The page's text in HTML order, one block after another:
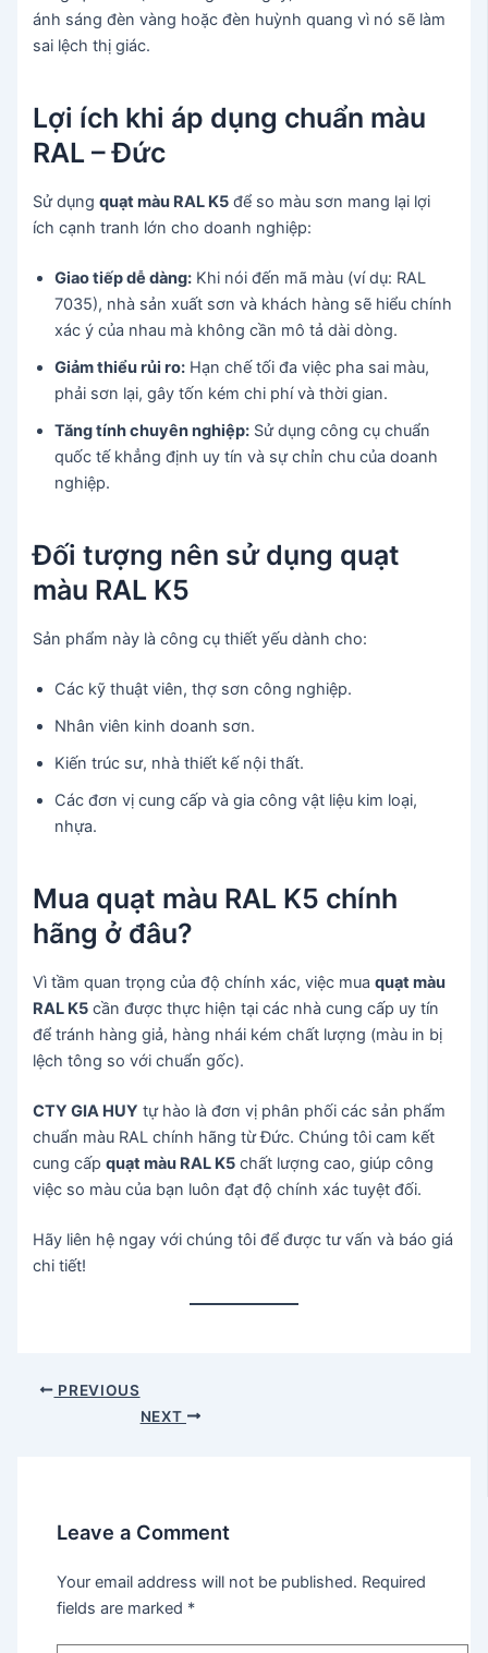
ánh sáng đèn vàng hoặc đèn huỳnh quang vì nó sẽ làm
sai lệch thị giác.
Lợi ích khi áp dụng chuẩn màu
RAL – Đức
Sử dụngquạt màu RAL K5 để so màu sơn mang lại lợi
ích cạnh tranh lớn cho doanh nghiệp:
Giao tiếp dễ dàng: Khi nói đến mã màu (ví dụ: RAL
7035), nhà sản xuất sơn và khách hàng sẽ hiểu chính
xác ý của nhau mà không cần mô tả dài dòng.
Giảm thiểu rủi ro: Hạn chế tối đa việc pha sai màu,
phải sơn lại, gây tốn kém chi phí và thời gian.
Tăng tính chuyên nghiệp: Sử dụng công cụ chuẩn
quốc tế khẳng định uy tín và sự chỉn chu của doanh
nghiệp.
Đối tượng nên sử dụng quạt
màu RAL K5
Sản phẩm này là công cụ thiết yếu dành cho:
Các kỹ thuật viên, thợ sơn công nghiệp.
Nhân viên kinh doanh sơn.
Kiến trúc sư, nhà thiết kế nội thất.
Các đơn vị cung cấp và gia công vật liệu kim loại,
nhựa.
Mua quạt màu RAL K5 chính
hãng ở đâu?
Vì tầm quan trọng của độ chính xác, việc muaquạt màu
RAL K5 cần được thực hiện tại các nhà cung cấp uy tín
để tránh hàng giả, hàng nhái kém chất lượng (màu in bị
lệch tông so với chuẩn gốc).
CTY GIA HUY tự hào là đơn vị phân phối các sản phẩm
chuẩn màu RAL chính hãng từ Đức. Chúng tôi cam kết
cung cấpquạt màu RAL K5 chất lượng cao, giúp công
việc so màu của bạn luôn đạt độ chính xác tuyệt đối.
Hãy liên hệ ngay với chúng tôi để được tư vấn và báo giá
chi tiết!
Post PREVIOUS
NEXT
Leave a Comment
Your email address will not be published. Required
fields are marked *